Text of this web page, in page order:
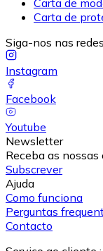
Carta de
Carta de
Siga-nos nas
Instagram
Facebook
Youtube
Newsletter
Receba as
Subscrever
Ajuda
Como funciona
Perguntas
Contacto